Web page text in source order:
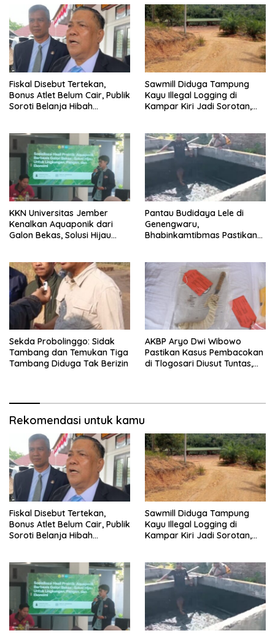
Fiskal Disebut Tertekan,
Bonus Atlet Belum Cair, Publik
Soroti Belanja Hibah
Sawmill Diduga Tampung
Kayu Illegal Logging di
Kampar Kiri Jadi Sorotan,
KKN Universitas Jember
Kenalkan Aquaponik dari
Galon Bekas, Solusi Hijau
Pantau Budidaya Lele di
Genengwaru,
Bhabinkamtibmas Pastikan
Sekda Probolinggo: Sidak
Tambang dan Temukan Tiga
Tambang Diduga Tak Berizin
AKBP Aryo Dwi Wibowo
Pastikan Kasus Pembacokan
di Tlogosari Diusut Tuntas,
Rekomendasi untuk kamu
Fiskal Disebut Tertekan,
Bonus Atlet Belum Cair, Publik
Soroti Belanja Hibah
Sawmill Diduga Tampung
Kayu Illegal Logging di
Kampar Kiri Jadi Sorotan,